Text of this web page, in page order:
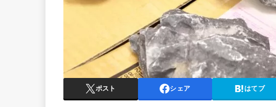
ポスト シェア はてブ